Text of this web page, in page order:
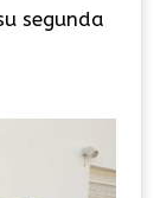
segunda